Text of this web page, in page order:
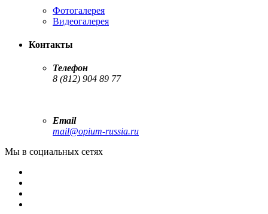
Фотогалерея
Видеогалерея
Контакты
Телефон
8 (812) 904 89 77
Email
mail@opium-russia.ru
Мы в социальных сетях